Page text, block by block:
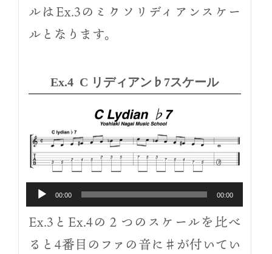
ルはEx.3のミクソリディアンスケー
ルとなります。
Ex.4 C リディアン♭7スケール
00:00 00:00
Ex.3とEx.4の２つのスケールを比べ
ると4番目のファの音に♯が付いてい